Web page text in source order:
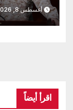
أغسطس 8, 2026
اقرأ أيضاً